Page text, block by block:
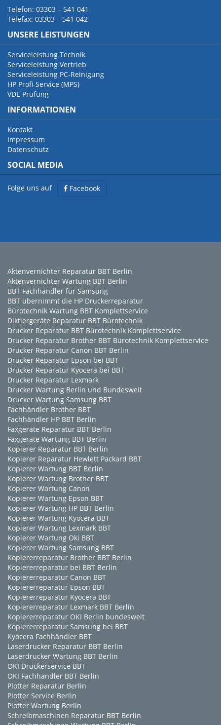
Telefon: 03303 – 541 041
Telefax: 03303 – 541 042
UNSERE LEISTUNGEN
Serviceleistung Technik
Serviceleistung Vertrieb
Serviceleistung PC-Reinigung
HP Profi-Service (MPS)
VDE Prüfung
INFORMATIONEN
Kontakt
Impressum
Datenschutz
SOCIAL MEDIA
Folge uns auf Facebook
Aktenvernichter Reparatur BBT Berlin
Aktenvernichter Wartung BBT Berlin
BBT Fachhändler für Samsung
BBT übernimmt die HP Druckerreparatur
Bürotechnik Wartung BBT Komplettservice
Diktiergeräte Reparatur BBT Bürotechnik
Drucker Reparatur BBT Bürotechnik Komplettservice
Drucker Reparatur Brother BBT Bürotechnik Komplettservice
Drucker Reparatur Canon BBT Berlin
Drucker Reparatur Epson bei BBT
Drucker Reparatur Kyocera bei BBT
Drucker Reparatur Lexmark
Drucker Wartung Berlin und Bundesweit
Drucker Wartung Samsung BBT
Fachhändler Brother BBT
Fachhändler HP BBT Berlin
Faxgeräte Reparatur BBT Berlin
Faxgeräte Wartung BBT Berlin
Kopierer Reparatur BBT Berlin
Kopierer Reparatur Hewlett Packard BBT
Kopierer Wartung BBT Berlin
Kopierer Wartung Brother BBT
Kopierer Wartung Canon
Kopierer Wartung Epson BBT
Kopierer Wartung HP BBT Berlin
Kopierer Wartung Kyocera BBT
Kopierer Wartung Lexmark BBT
Kopierer Wartung Oki BBT
Kopierer Wartung Samsung BBT
Kopiererreparatur Brother BBT Berlin
Kopiererreparatur bei BBT Berlin
Kopiererreparatur Canon BBT
Kopiererreparatur Epson BBT
Kopiererreparatur Kyocera BBT
Kopiererreparatur Lexmark BBT Berlin
Kopiererreparatur OKI Berlin bundesweit
Kopiererreparatur Samsung bei BBT
Kyocera Fachhändler BBT
Laserdrucker Reparatur BBT Berlin
Laserdrucker Wartung BBT Berlin
OKI Druckerservice BBT
OKI Fachhändler BBT Berlin
Plotter Reparatur Berlin
Plotter Service Berlin
Plotter Wartung Berlin
Schreibmaschinen Reparatur BBT Berlin